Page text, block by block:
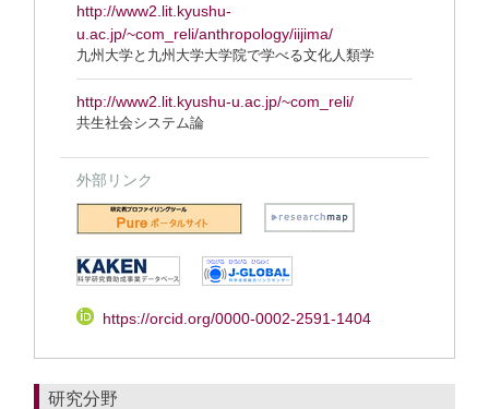
http://www2.lit.kyushu-
u.ac.jp/~com_reli/anthropology/iijima/
九州大学と九州大学大学院で学べる文化人類学
http://www2.lit.kyushu-u.ac.jp/~com_reli/
共生社会システム論
外部リンク
https://orcid.org/0000-0002-2591-1404
研究分野